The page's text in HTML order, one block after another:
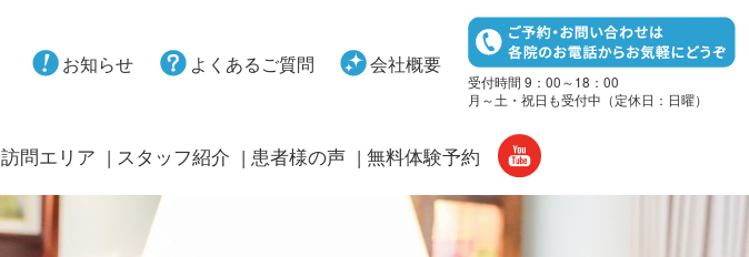
お知らせ よくあるご質問 会社概要
受付時間 9：00～18：00
月～土・祝日も受付中（定休日：日曜）
訪問エリア スタッフ紹介 患者様の声 無料体験予約